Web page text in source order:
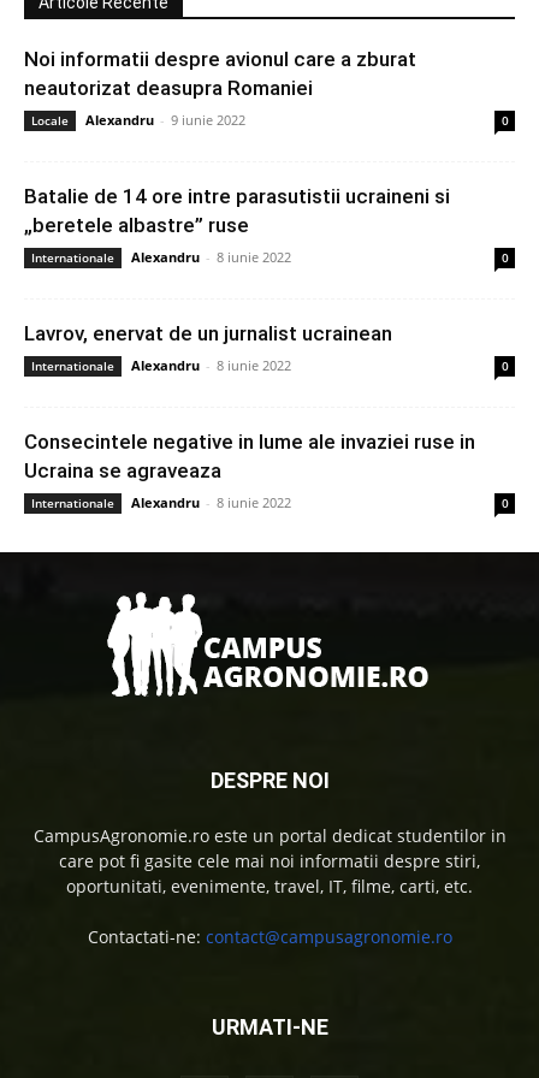
Noi informatii despre avionul care a zburat
neautorizat deasupra Romaniei
Locale Alexandru - 9 iunie 2022 0
Batalie de 14 ore intre parasutistii ucraineni si
„beretele albastre” ruse
Internationale Alexandru - 8 iunie 2022 0
Lavrov, enervat de un jurnalist ucrainean
Internationale Alexandru - 8 iunie 2022 0
Consecintele negative in lume ale invaziei ruse in
Ucraina se agraveaza
Internationale Alexandru - 8 iunie 2022 0
DESPRE NOI
CampusAgronomie.ro este un portal dedicat studentilor in
care pot fi gasite cele mai noi informatii despre stiri,
oportunitati, evenimente, travel, IT, filme, carti, etc.
Contactati-ne: contact@campusagronomie.ro
URMATI-NE